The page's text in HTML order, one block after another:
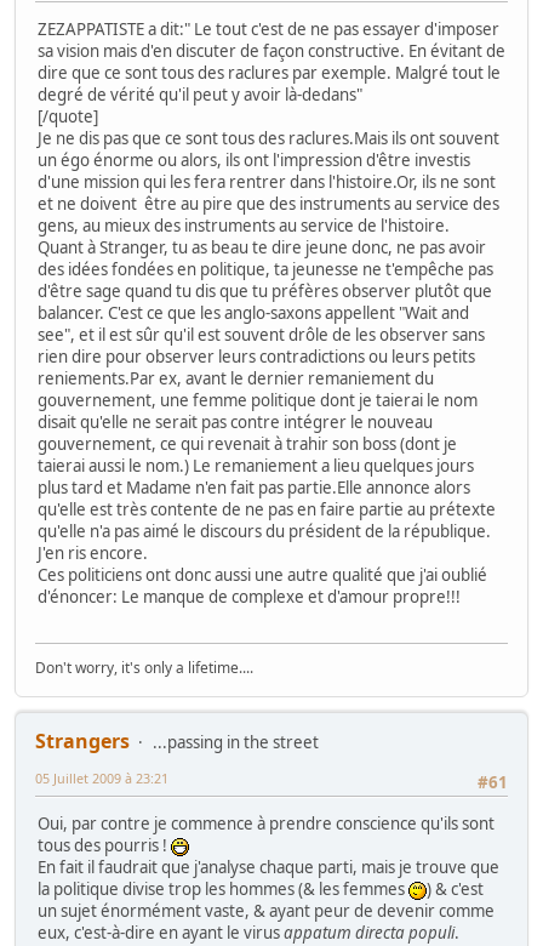
ZEZAPPATISTE a dit:" Le tout c'est de ne pas essayer d'imposer
sa vision mais d'en discuter de façon constructive. En évitant de
dire que ce sont tous des raclures par exemple. Malgré tout le
degré de vérité qu'il peut y avoir là-dedans"
[/quote]
Je ne dis pas que ce sont tous des raclures.Mais ils ont souvent
un égo énorme ou alors, ils ont l'impression d'être investis
d'une mission qui les fera rentrer dans l'histoire.Or, ils ne sont
et ne doivent être au pire que des instruments au service des
gens, au mieux des instruments au service de l'histoire.
Quant à Stranger, tu as beau te dire jeune donc, ne pas avoir
des idées fondées en politique, ta jeunesse ne t'empêche pas
d'être sage quand tu dis que tu préfères observer plutôt que
balancer. C'est ce que les anglo-saxons appellent "Wait and
see", et il est sûr qu'il est souvent drôle de les observer sans
rien dire pour observer leurs contradictions ou leurs petits
reniements.Par ex, avant le dernier remaniement du
gouvernement, une femme politique dont je taierai le nom
disait qu'elle ne serait pas contre intégrer le nouveau
gouvernement, ce qui revenait à trahir son boss (dont je
taierai aussi le nom.) Le remaniement a lieu quelques jours
plus tard et Madame n'en fait pas partie.Elle annonce alors
qu'elle est très contente de ne pas en faire partie au prétexte
qu'elle n'a pas aimé le discours du président de la république.
J'en ris encore.
Ces politiciens ont donc aussi une autre qualité que j'ai oublié
d'énoncer: Le manque de complexe et d'amour propre!!!
Don't worry, it's only a lifetime....
Strangers
...passing in the street
#61
05 Juillet 2009 à 23:21
Oui, par contre je commence à prendre conscience qu'ils sont
tous des pourris !
En fait il faudrait que j'analyse chaque parti, mais je trouve que
la politique divise trop les hommes (& les femmes
) & c'est
un sujet énormément vaste, & ayant peur de devenir comme
eux, c'est-à-dire en ayant le virusappatum directa populi.